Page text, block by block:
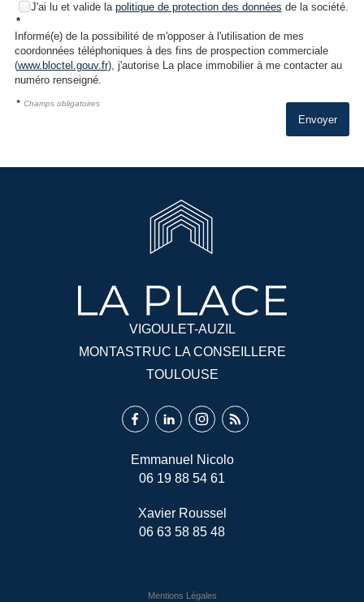
J'ai lu et valide la politique de protection des données de la société.
*
Informé(e) de la possibilité de m'opposer à l'utilisation de mes
coordonnées téléphoniques à des fins de prospection commerciale
(www.bloctel.gouv.fr), j'autorise La place immobilier à me contacter au
numéro renseigné.
* Champs obligatoires
Emmanuel Nicolo
06 19 88 54 61
VIGOULET-AUZIL
MONTASTRUC LA CONSEILLERE
TOULOUSE
Xavier Roussel
06 63 58 85 48
Mentions Légales